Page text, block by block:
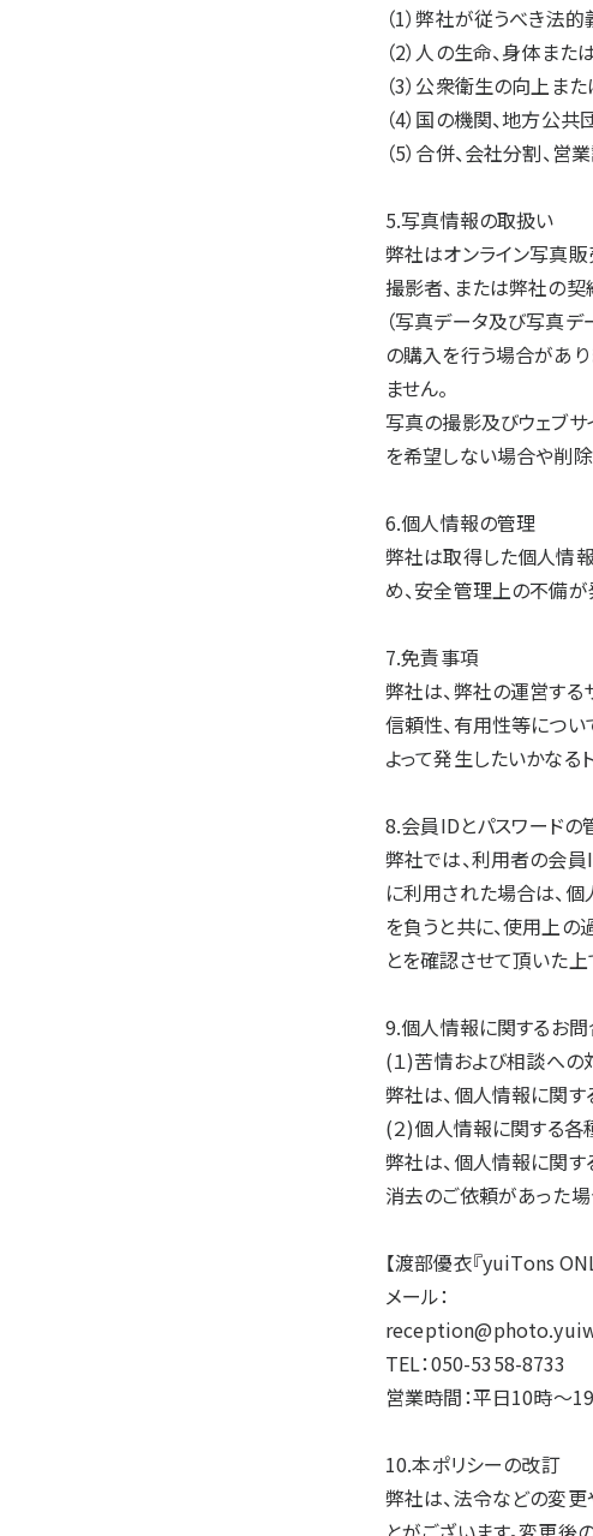
（1）弊社が従うべき法
（2）人の生命、身体ま
（3）公衆衛生の向上
（4）国の機関、地方公
（5）合併、会社分割、
5.写真情報の取扱い
弊社はオンライン写真
撮影者、または弊社の
（写真データ及び写真
の購入を行う場合があ
ません。
写真の撮影及びウェブサ
を希望しない場合や削
6.個人情報の管理
弊社は取得した個人情
め、安全管理上の不備
7.免責事項
弊社は、弊社の運営する
信頼性、有用性等につい
よって発生したいかなる
8.会員IDとパスワードの
弊社では、利用者の会
に利用された場合は、
を負うと共に、使用上
とを確認させて頂いた上
9.個人情報に関するお
(１)苦情および相談への
弊社は、個人情報に関す
(２)個人情報に関する各
弊社は、個人情報に関す
消去のご依頼があった場
【渡部優衣『yuiTons
メール：
TEL：050-5358-8733
営業時間：平日10時～
10.本ポリシーの改訂
弊社は、法令などの変更